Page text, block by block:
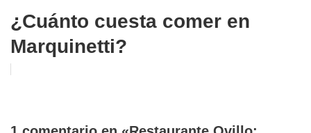
¿Cuánto cuesta comer en
Marquinetti?